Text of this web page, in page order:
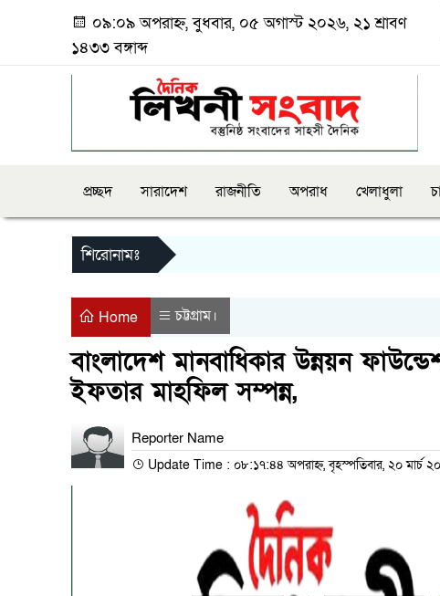
০৯:০৯ অপরাহ্ন, বুধবার, ০৫ অগাস্ট ২০২৬, ২১ শ্রাবণ
১৪৩৩ বঙ্গাব্দ
প্রচ্ছদ সারাদেশ রাজনীতি অপরাধ খেলাধুলা
শিরোনামঃ
Home চট্টগ্রাম।
বাংলাদেশ মানবাধিকার উন্নয়ন
ইফতার মাহফিল সম্পন্ন,
Reporter Name
Update Time : ০৮:১৭:৪৪ অপরাহ্ন, বৃহস্পতিবার, ২০ মার্চ